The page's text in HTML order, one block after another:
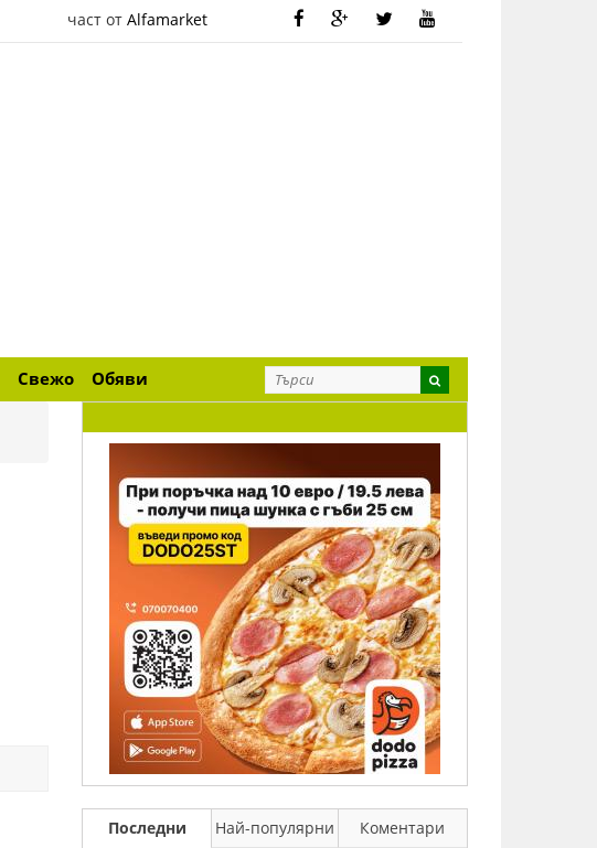
част от Alfamarket
Свежо Обяви
Последни Най-популярни
Коментари